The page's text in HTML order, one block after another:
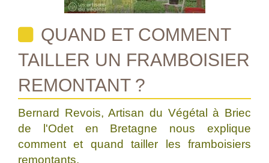
QUAND ET COMMENT
TAILLER UN FRAMBOISIER
REMONTANT ?
Bernard Revois, Artisan du Végétal à Briec
de l'Odet en Bretagne nous explique
comment et quand tailler les framboisiers
remontants.